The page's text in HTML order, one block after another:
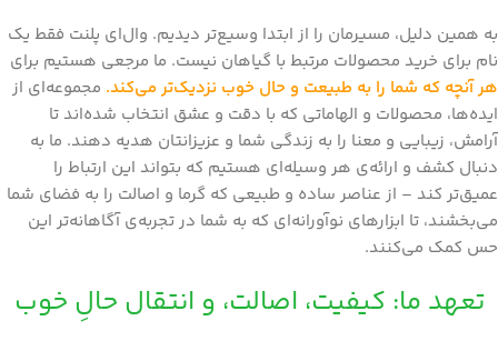
به همین دلیل، مسیرمان را از ابتدا وسیع‌تر دیدیم. وال‌ای پلنت فقط یک
نام برای خرید محصولات مرتبط با گیاهان نیست. ما مرجعی هستیم برای
هر آنچه که شما را به طبیعت و حال خوب نزدیک‌تر می‌کند. مجموعه‌ای از
ایده‌ها، محصولات و الهاماتی که با دقت و عشق انتخاب شده‌اند تا
آرامش، زیبایی و معنا را به زندگی شما و عزیزانتان هدیه دهند. ما به
دنبال کشف و ارائه‌ی هر وسیله‌ای هستیم که بتواند این ارتباط را
عمیق‌تر کند – از عناصر ساده و طبیعی که گرما و اصالت را به فضای شما
می‌بخشند، تا ابزارهای نوآورانه‌ای که به شما در تجربه‌ی آگاهانه‌تر این
حس کمک می‌کنند.
تعهد ما: کیفیت، اصالت، و انتقال حالِ خوب